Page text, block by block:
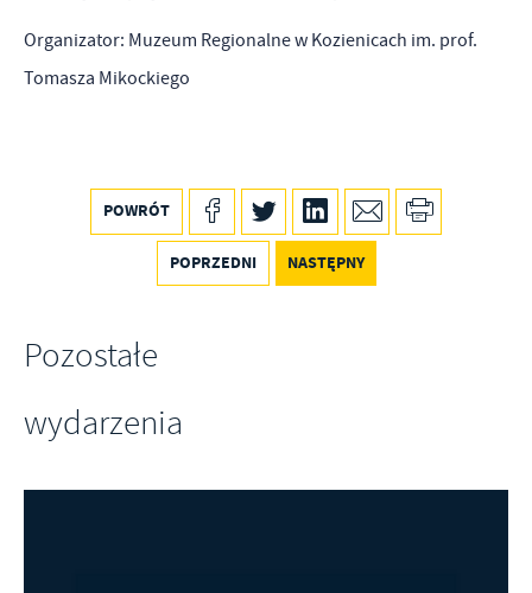
Organizator: Muzeum Regionalne w Kozienicach im. prof.
Tomasza Mikockiego
POWRÓT
POPRZEDNI NASTĘPNY
Pozostałe
wydarzenia